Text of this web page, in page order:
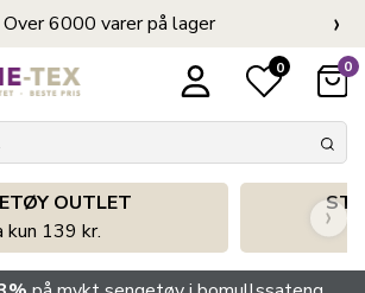
Over 6000 varer på lager ›
0 0
OUTLET
kun 139 kr.
›